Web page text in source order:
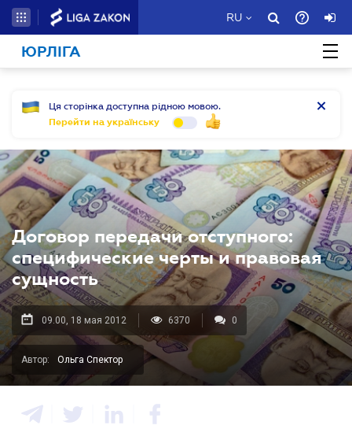
RU
ЮРЛІГА
Ця сторінка доступна рідною мовою.
Перейти на українську
Договор передачи отступного:
специфические черты и правовая
сущность
09.00, 18 мая 2012 6370 0
Автор: Ольга Спектор